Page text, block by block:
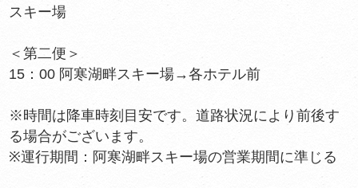
スキー場
＜第二便＞
15：00 阿寒湖畔スキー場→各ホテル前
※時間は降車時刻目安です。道路状況により前後す
る場合がございます。
※運行期間：阿寒湖畔スキー場の営業期間に準じる